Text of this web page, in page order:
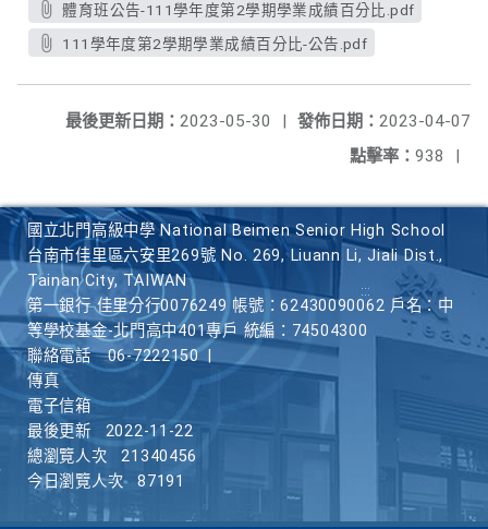
體育班公告-111學年度第2學期學業成績百分比.pdf
111學年度第2學期學業成績百分比-公告.pdf
發佈日期： 2023-04-07
最後更新日期： 2023-05-30
|
點擊率： 938 |
國立北門高級中學 National Beimen Senior High School
台南市佳里區六安里269號 No. 269, Liuann Li, Jiali Dist.,
Tainan City, TAIWAN
第一銀行 佳里分行0076249 帳號：62430090062 戶名：中
等學校基金-北門高中401專戶 統編：74504300
聯絡電話
06-7222150
傳真
電子信箱
最後更新
2022-11-22
總瀏覽人次
21340456
今日瀏覽人次
87191